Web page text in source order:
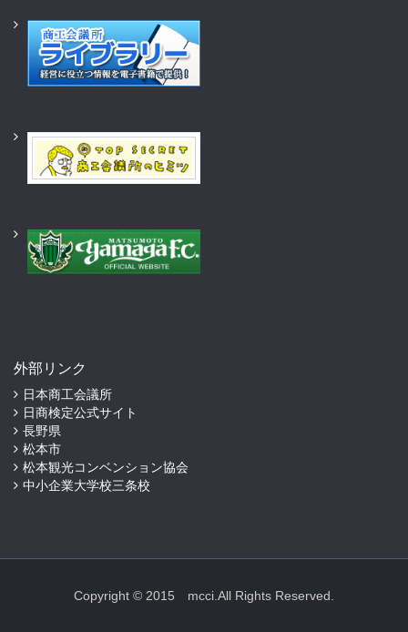
外部リンク
日本商工会議所
日商検定公式サイト
長野県
松本市
松本観光コンベンション協会
中小企業大学校三条校
Copyright © 2015 mcci.All Rights Reserved.